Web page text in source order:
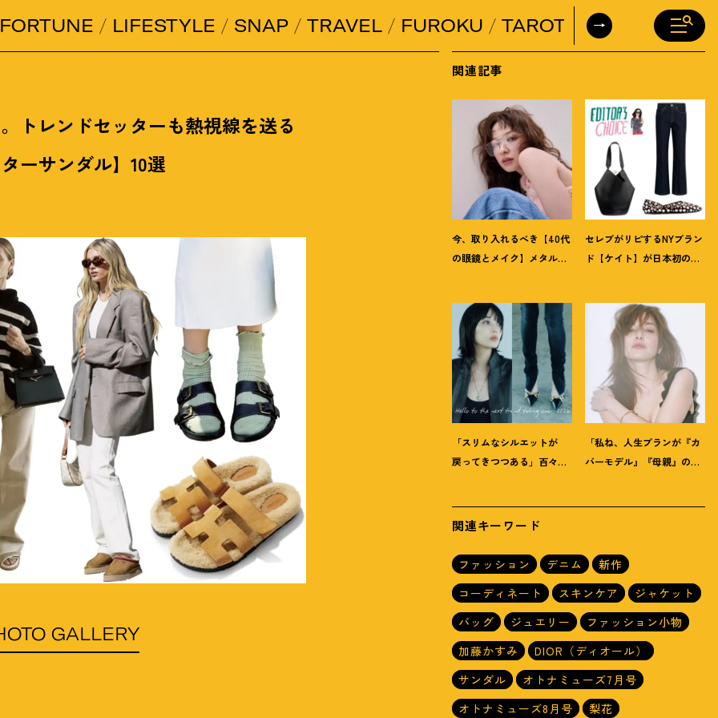
FORTUNE LIFESTYLE SNAP TRAVEL FUROKU TAROT DAILY
トレンドセッターも熱視線を送る
ーサンダル】10選
GALLERY
関連記事
今、取り入れるべき【40代
の眼鏡とメイク】メタルフ
セレブがリピするNYブラン
ド【ケイト】が日本初の常
「スリムなシルエットが
戻ってきつつある」百々千
「私ね、人生プランが『カ
バーモデル』『母親』の二
関連キーワード
ファッション デニム
新作
コーディネート
スキンケア
ジャケット
バッグ
ジュエリー
ファッション小物
加藤かすみ
DIOR（ディオール）
サンダル
オトナミューズ7月号
オトナミューズ8月号
梨花